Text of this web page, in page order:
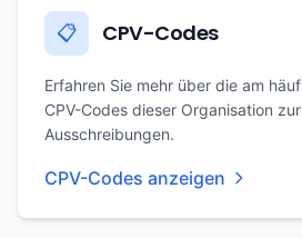
📋 CPV-Codes
Erfahren Sie mehr über die am
CPV-Codes dieser Organisation
Ausschreibungen.
CPV-Codes anzeigen